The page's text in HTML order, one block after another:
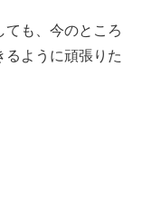
ても、今のところ
るように頑張りた